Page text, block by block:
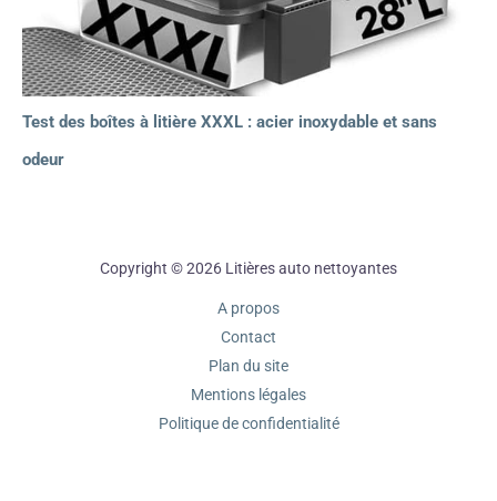
Test des boîtes à litière XXXL : acier inoxydable et sans
odeur
Copyright © 2026 Litières auto nettoyantes
A propos
Contact
Plan du site
Mentions légales
Politique de confidentialité